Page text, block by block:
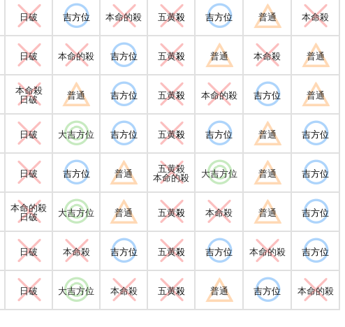
日破 吉方位 本命的殺 五黄殺 吉方位 普通 本命殺
日破 本命的殺 吉方位 五黄殺 普通 本命殺 普通
本命殺
日破
普通 吉方位 五黄殺 本命的殺 吉方位 普通
日破 大吉方位 吉方位 五黄殺 吉方位 普通 吉方位
日破 吉方位 普通
五黄殺
本命的殺
大吉方位 普通 吉方位
本命的殺
日破
大吉方位 普通 五黄殺 本命殺 普通 吉方位
日破 本命殺 吉方位 五黄殺 吉方位 本命的殺 吉方位
日破 大吉方位 本命殺 五黄殺 普通 吉方位 本命的殺